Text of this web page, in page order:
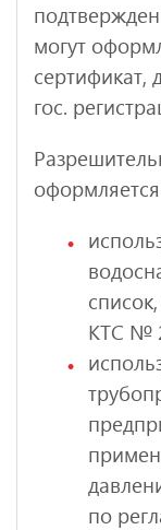
могут
сертификат,
гос.
КТС №
по